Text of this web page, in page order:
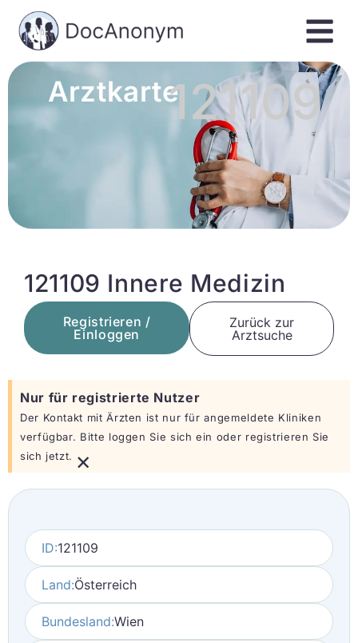
Arztkarte121109
121109 Innere Medizin
Registrieren /
Einloggen
Zurück zur
Arztsuche
Nur für registrierte Nutzer
Der Kontakt mit Ärzten ist nur für angemeldete Kliniken
verfügbar. Bitte loggen Sie sich ein oder registrieren Sie
sich jetzt. ×
ID:121109
Land:Österreich
Bundesland:Wien